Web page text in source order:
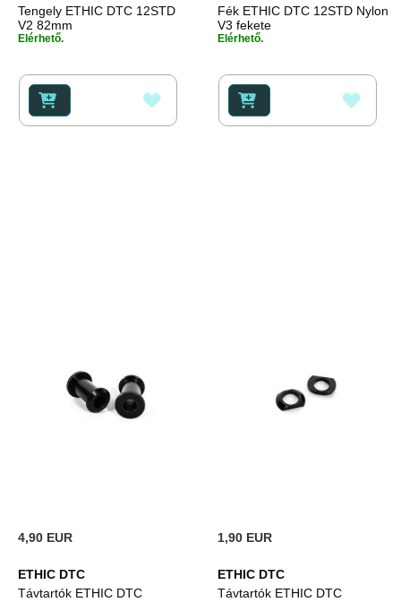
Tengely ETHIC DTC 12STD
V2 82mm
Elérhető.
HOZZÁADÁS
A
Fék ETHIC DTC 12STD Nylon
V3 fekete
Elérhető.
A
4,90 EUR
ETHIC DTC
Távtartók ETHIC DTC
1,90 EUR
ETHIC DTC
Távtartók ETHIC DTC